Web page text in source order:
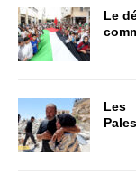
Le
Les